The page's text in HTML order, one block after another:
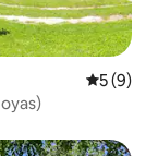
5 (9)